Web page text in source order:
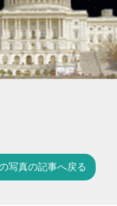
写真の記事へ戻る